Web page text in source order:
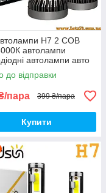
H7 2 COB
автолампи
автолампи авто
авто лампа лед
птф дхо лед led
до відправки
пара 399 ₴/пара
Купити